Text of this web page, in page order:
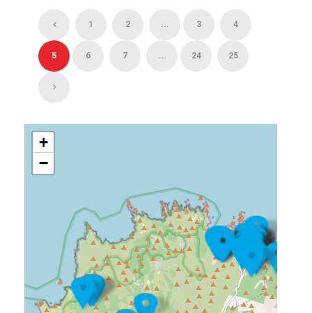
1 2 ... 3 4
5 6 7 ... 24 25
+
−